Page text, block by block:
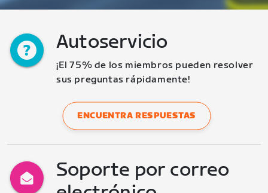
Autoservicio
¡El 75% de los miembros pueden resolver
sus preguntas rápidamente!
ENCUENTRA RESPUESTAS
Soporte por correo